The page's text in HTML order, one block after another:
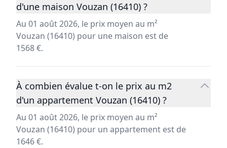
d'une maison Vouzan (16410) ?
Au 01 août 2026, le prix moyen au m²
Vouzan (16410) pour une maison est de
1568 €.
À combien évalue t-on le prix au m2
d'un appartement Vouzan (16410) ?
Au 01 août 2026, le prix moyen au m²
Vouzan (16410) pour un appartement est de
1646 €.